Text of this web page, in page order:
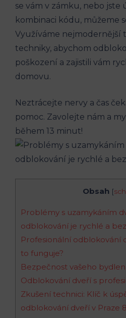
se vám v zámku, nebo jste
kombinaci kódu, můžeme
Využíváme nejmodernější
techniky, abychom
poškození a zajistili vám
domovu.
Neztrácejte nervy a čas
pomoc. Zavolejte nám a
během 13 minut!
Obsah [
Problémy s uzamykáním
odblokování je rychlé a
Profesionální odblokování
to funguje?
Bezpečnost vašeho
Odblokování dveří s
Zkušení technici: Klíč k
odblokování dveří v Praze